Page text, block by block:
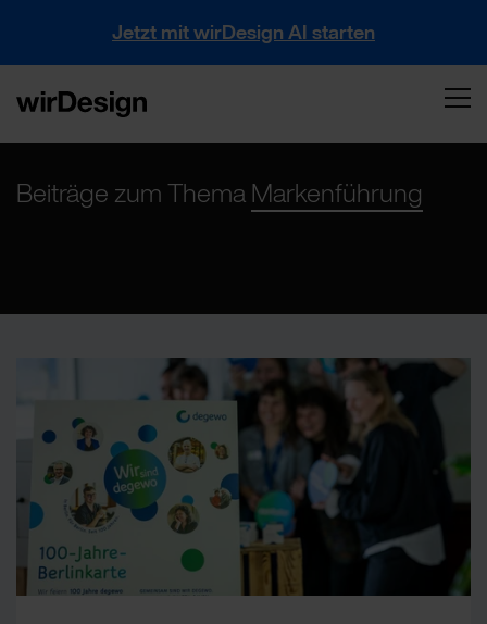
Jetzt mit wirDesign AI starten
Beiträge zum ThemaMarkenführung